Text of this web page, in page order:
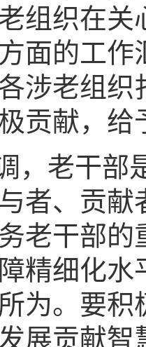
组织在
面的工
涉老组
贡献，
，老干部
者、贡
老干部
精细化
为。要
展贡献智